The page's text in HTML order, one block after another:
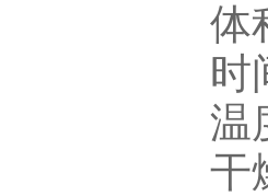
体
时
温
干